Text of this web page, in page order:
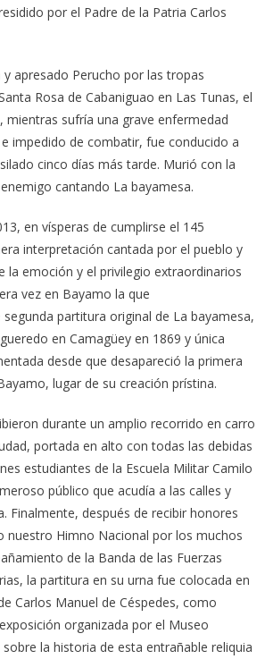
por el Padre de la Patria Carlos
apresado Perucho por las tropas
Rosa de Cabaniguao en Las Tunas, el
mientras sufría una grave enfermedad
impedido de combatir, fue conducido a
cinco días más tarde. Murió con la
cantando La bayamesa.
en vísperas de cumplirse el 145
interpretación cantada por el pueblo y
la emoción y el privilegio extraordinarios
vez en Bayamo la que
partitura original de La bayamesa,
en Camagüey en 1869 y única
desde que desapareció la primera
lugar de su creación prístina.
durante un amplio recorrido en carro
portada en alto con todas las debidas
estudiantes de la Escuela Militar Camilo
público que acudía a las calles y
Finalmente, después de recibir honores
nuestro Himno Nacional por los muchos
de la Banda de las Fuerzas
la partitura en su urna fue colocada en
Carlos Manuel de Céspedes, como
organizada por el Museo
la historia de esta entrañable reliquia